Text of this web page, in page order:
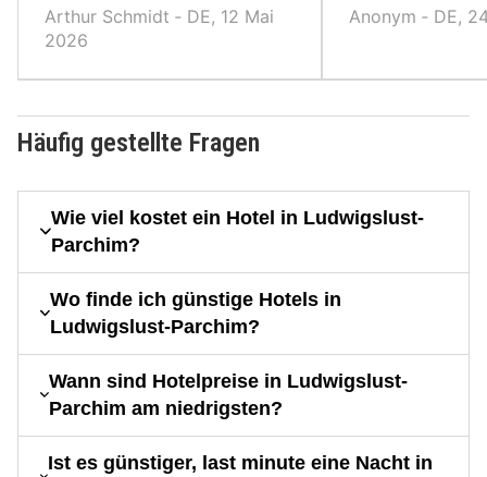
Arthur Schmidt ‐ DE, 12 Mai
2026
Anonym ‐ DE,
Häufig gestellte Fragen
Wie viel kostet ein Hotel in Ludwigslust-
Parchim?
Wo finde ich günstige Hotels in
Ludwigslust-Parchim?
Wann sind Hotelpreise in Ludwigslust-
Parchim am niedrigsten?
Ist es günstiger, last minute eine Nacht in